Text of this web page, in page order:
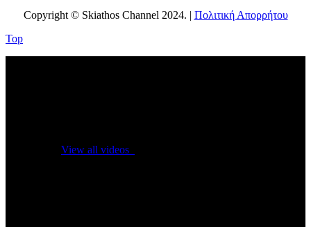
Copyright © Skiathos Channel 2024. | Πολιτική Απορρήτου
Top
View all videos